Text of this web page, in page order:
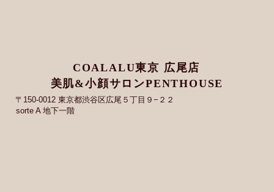
COALALU東京 広尾店
美肌&小顔サロンPENTHOUSE
〒150-0012 東京都渋谷区広尾５丁目９−２２
sorte A 地下一階